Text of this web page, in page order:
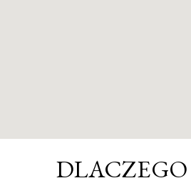
DLACZEGO